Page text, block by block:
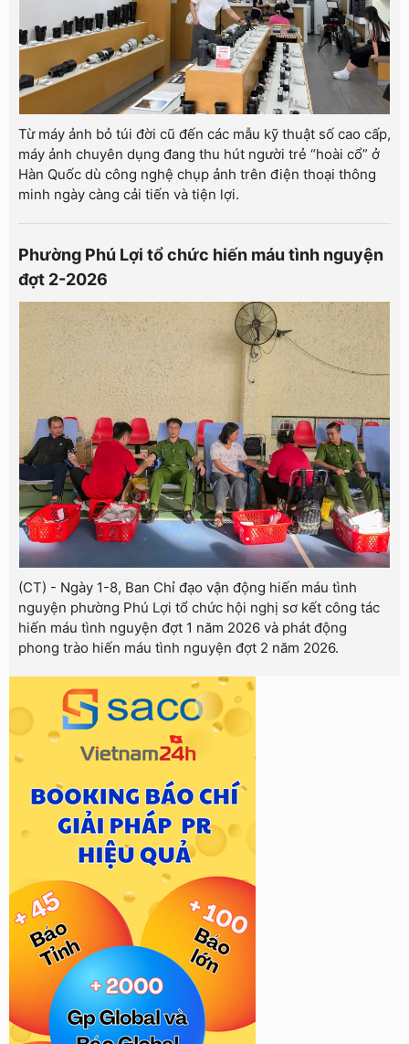
Từ máy ảnh bỏ túi đời cũ đến các mẫu kỹ thuật số cao cấp,
máy ảnh chuyên dụng đang thu hút người trẻ “hoài cổ” ở
Hàn Quốc dù công nghệ chụp ảnh trên điện thoại thông
minh ngày càng cải tiến và tiện lợi.
Phường Phú Lợi tổ chức hiến máu tình nguyện
đợt 2-2026
(CT) - Ngày 1-8, Ban Chỉ đạo vận động hiến máu tình
nguyện phường Phú Lợi tổ chức hội nghị sơ kết công tác
hiến máu tình nguyện đợt 1 năm 2026 và phát động
phong trào hiến máu tình nguyện đợt 2 năm 2026.